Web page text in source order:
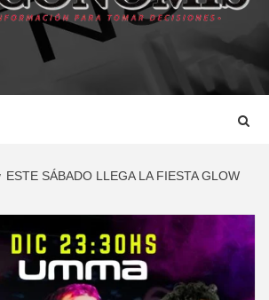
TOMAR DECISIONES
ESTE SÁBADO LLEGA LA FIESTA GLOW